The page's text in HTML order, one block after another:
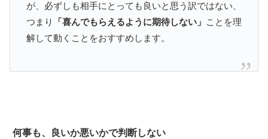
が、必ずしも相手にとっても良いと思う訳ではない、
つまり
「喜んでもらえるように期待しない」 ことを理
解して動くことをおすすめします。
何事も、良いか悪いかで判断しない